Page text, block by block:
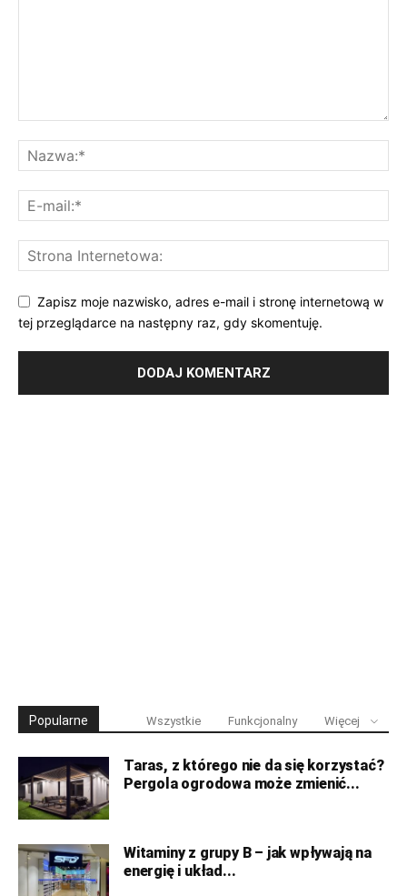
Zapisz moje nazwisko, adres e-mail i stronę internetową w
tej przeglądarce na następny raz, gdy skomentuję.
Popularne Wszystkie Funkcjonalny Więcej
Taras, z którego nie da się korzystać?
Pergola ogrodowa może zmienić...
Witaminy z grupy B – jak wpływają na
energię i układ...